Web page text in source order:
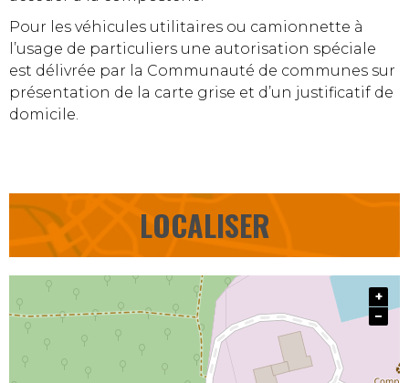
Pour les véhicules utilitaires ou camionnette à
l’usage de particuliers une autorisation spéciale
est délivrée par la Communauté de communes sur
présentation de la carte grise et d’un justificatif de
domicile.
LOCALISER
+
−